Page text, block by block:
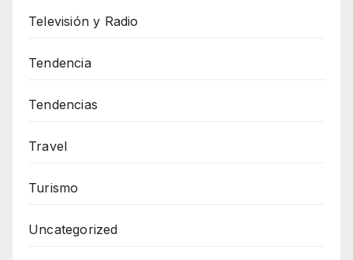
Televisión y Radio
Tendencia
Tendencias
Travel
Turismo
Uncategorized